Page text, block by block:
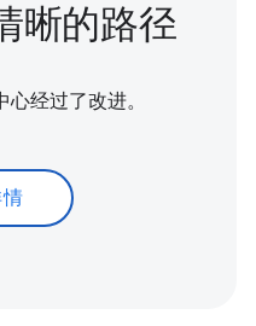
晰的路径
经过了改进。